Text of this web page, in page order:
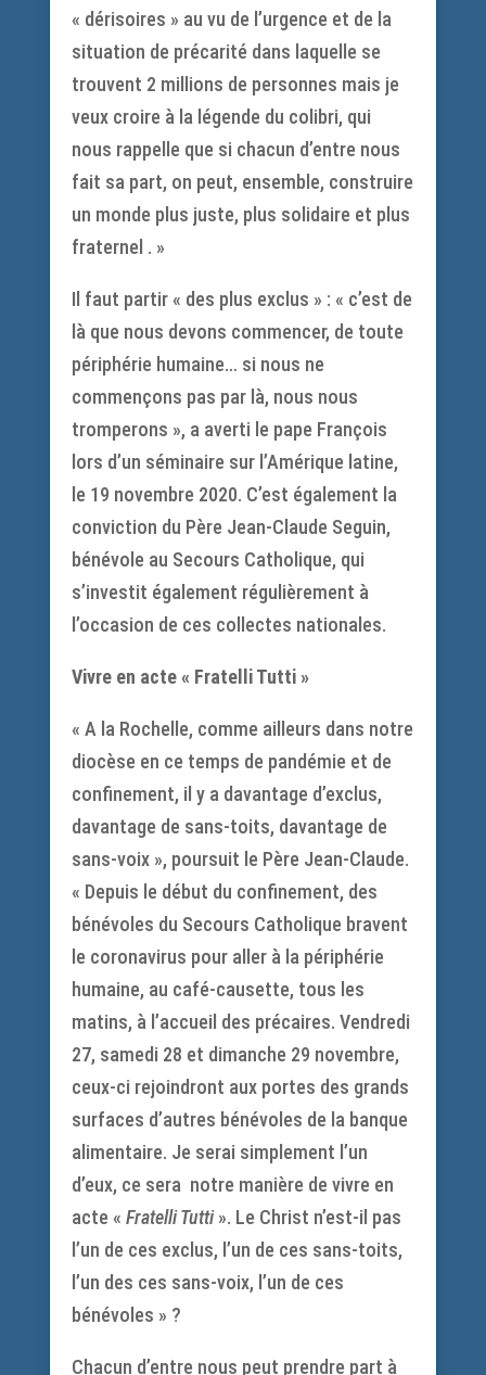
« dérisoires » au vu de l’urgence et de la
situation de précarité dans laquelle se
trouvent 2 millions de personnes mais je
veux croire à la légende du colibri, qui
nous rappelle que si chacun d’entre nous
fait sa part, on peut, ensemble, construire
un monde plus juste, plus solidaire et plus
fraternel . »
Il faut partir « des plus exclus » : « c’est de
là que nous devons commencer, de toute
périphérie humaine… si nous ne
commençons pas par là, nous nous
tromperons », a averti le pape François
lors d’un séminaire sur l’Amérique latine,
le 19 novembre 2020. C’est également la
conviction du Père Jean-Claude Seguin,
bénévole au Secours Catholique, qui
s’investit également régulièrement à
l’occasion de ces collectes nationales.
Vivre en acte « Fratelli Tutti »
« A la Rochelle, comme ailleurs dans notre
diocèse en ce temps de pandémie et de
confinement, il y a davantage d’exclus,
davantage de sans-toits, davantage de
sans-voix », poursuit le Père Jean-Claude.
« Depuis le début du confinement, des
bénévoles du Secours Catholique bravent
le coronavirus pour aller à la périphérie
humaine, au café-causette, tous les
matins, à l’accueil des précaires. Vendredi
27, samedi 28 et dimanche 29 novembre,
ceux-ci rejoindront aux portes des grands
surfaces d’autres bénévoles de la banque
alimentaire. Je serai simplement l’un
d’eux, ce sera notre manière de vivre en
acte « Fratelli Tutti». Le Christ n’est-il pas
l’un de ces exclus, l’un de ces sans-toits,
l’un des ces sans-voix, l’un de ces
bénévoles » ?
Chacun d’entre nous peut prendre part à